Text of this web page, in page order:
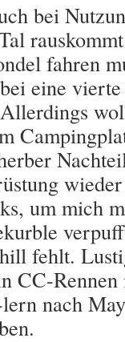
bei
fahren
eine
um mich
fehlt.
CC-
nach